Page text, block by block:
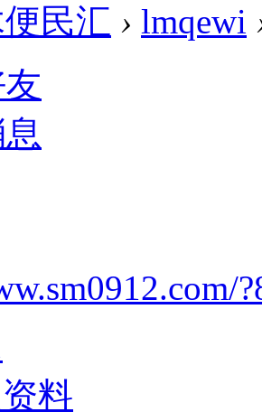
民汇 › lmqewi
料